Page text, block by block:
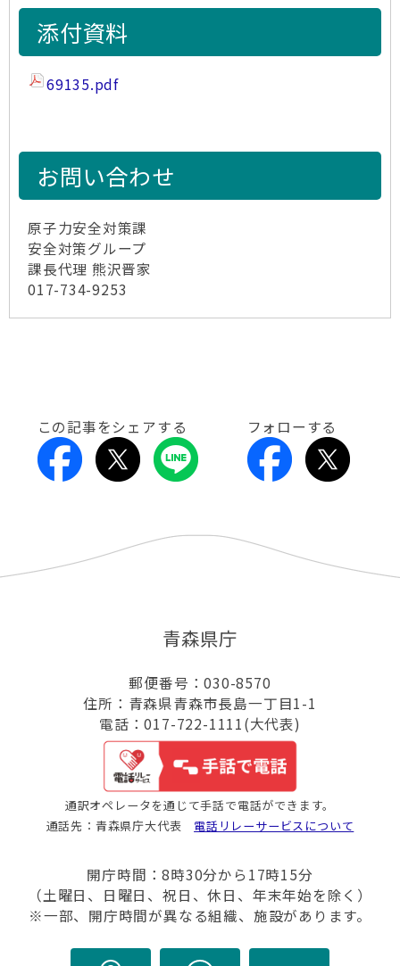
添付資料
69135.pdf
お問い合わせ
原子力安全対策課
安全対策グループ
課長代理 熊沢晋家
017-734-9253
この記事をシェアする フォローする
青森県庁
郵便番号：030-8570
住所：青森県青森市長島一丁目1-1
電話：017-722-1111(大代表)
通訳オペレータを通じて手話で電話ができます。
通話先：青森県庁大代表 電話リレーサービスについて
開庁時間：8時30分から17時15分
（土曜日、日曜日、祝日、休日、年末年始を除く）
※一部、開庁時間が異なる組織、施設があります。